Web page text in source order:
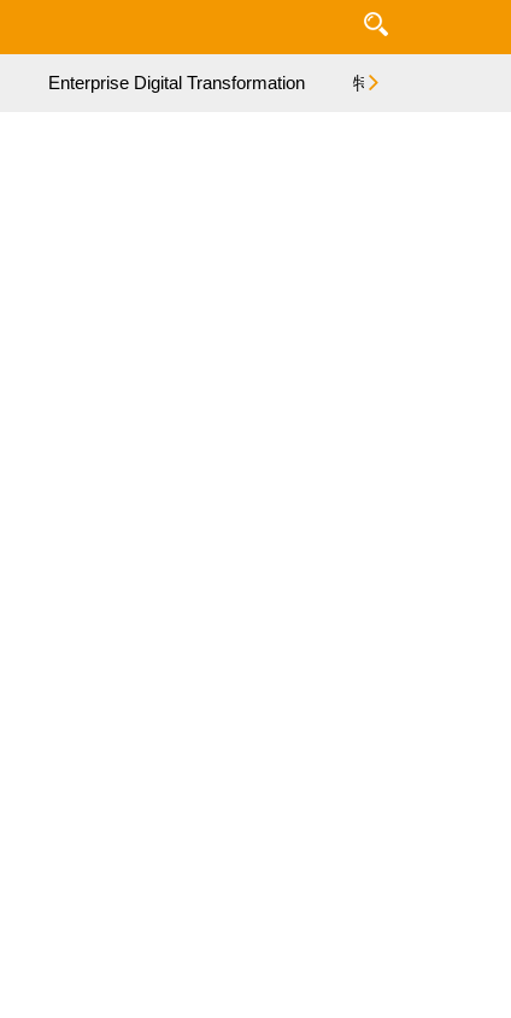
Enterprise Digital Transformation 特集